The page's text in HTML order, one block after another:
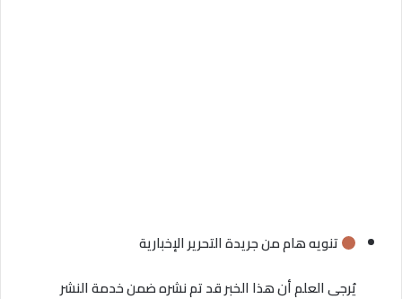
تنويه هام من جريدة التحرير الإخبارية
يُرجى العلم أن هذا الخبر قد تم نشره ضمن خدمة النشر